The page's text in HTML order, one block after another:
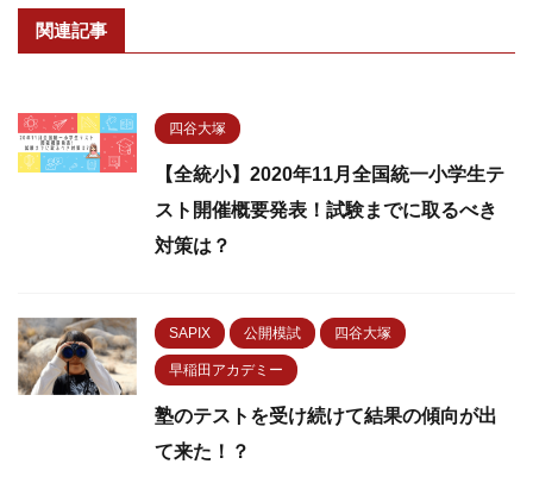
関連記事
四谷大塚
【全統小】2020年11月全国統一小学生テ
スト開催概要発表！試験までに取るべき
対策は？
SAPIX 公開模試 四谷大塚
早稲田アカデミー
塾のテストを受け続けて結果の傾向が出
て来た！？